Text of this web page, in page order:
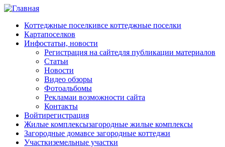
Перейти к основному содержанию
Коттеджные поселкивсе коттеджные поселки
Картапоселков
Инфостатьи, новости
Регистрация на сайтедля публикации материалов
Статьи
Новости
Видео обзоры
Фотоальбомы
Рекламаи возможности сайта
Контакты
Войтирегистрация
Жилые комплексызагородные жилые комплексы
Загородные домавсе загородные коттеджи
Участкиземельные участки